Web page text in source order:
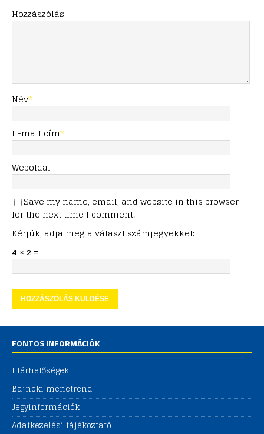
Hozzászólás
Név*
E-mail cím*
Weboldal
Save my name, email, and website in this browser
for the next time I comment.
Kérjük, adja meg a választ számjegyekkel:
4 × 2 =
FONTOS INFORMÁCIÓK
Elérhetőségek
Bajnoki menetrend
Jegyinformációk
Adatkezelési tájékoztató